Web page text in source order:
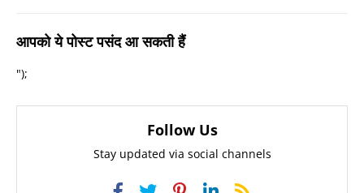
आपको ये पोस्ट पसंद आ सकती हैं
");
Follow Us
Stay updated via social channels